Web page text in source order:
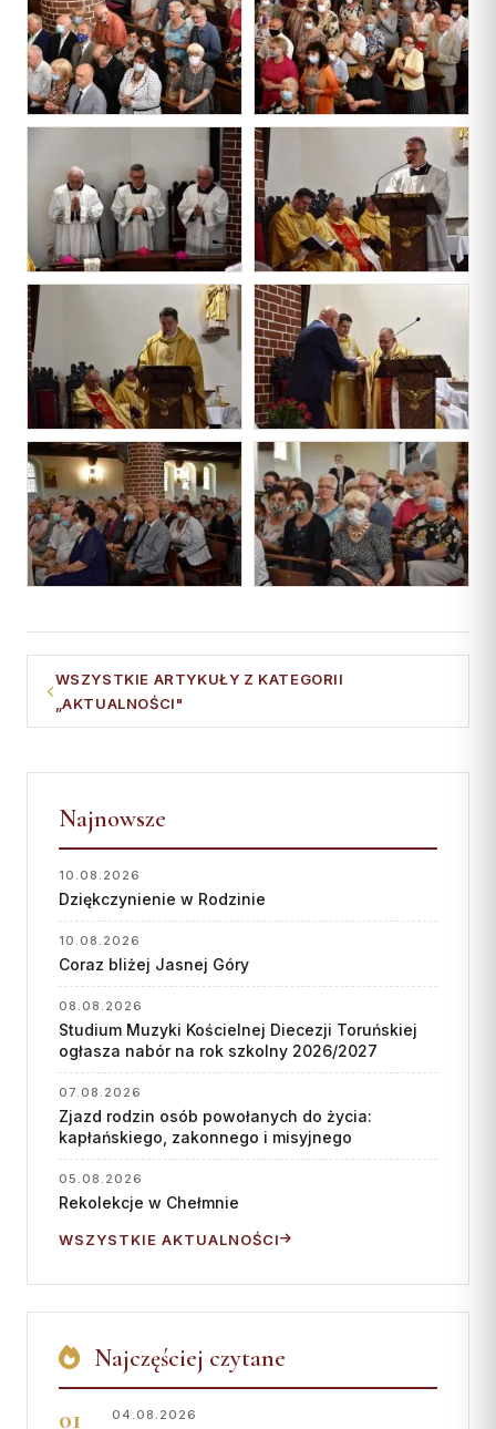
WSZYSTKIE ARTYKUŁY Z KATEGORII
„AKTUALNOŚCI"
Najnowsze
10.08.2026
Dziękczynienie w Rodzinie
10.08.2026
Coraz bliżej Jasnej Góry
08.08.2026
Studium Muzyki Kościelnej Diecezji Toruńskiej
ogłasza nabór na rok szkolny 2026/2027
07.08.2026
Zjazd rodzin osób powołanych do życia:
kapłańskiego, zakonnego i misyjnego
05.08.2026
Rekolekcje w Chełmnie
WSZYSTKIE AKTUALNOŚCI
Najczęściej czytane
04.08.2026